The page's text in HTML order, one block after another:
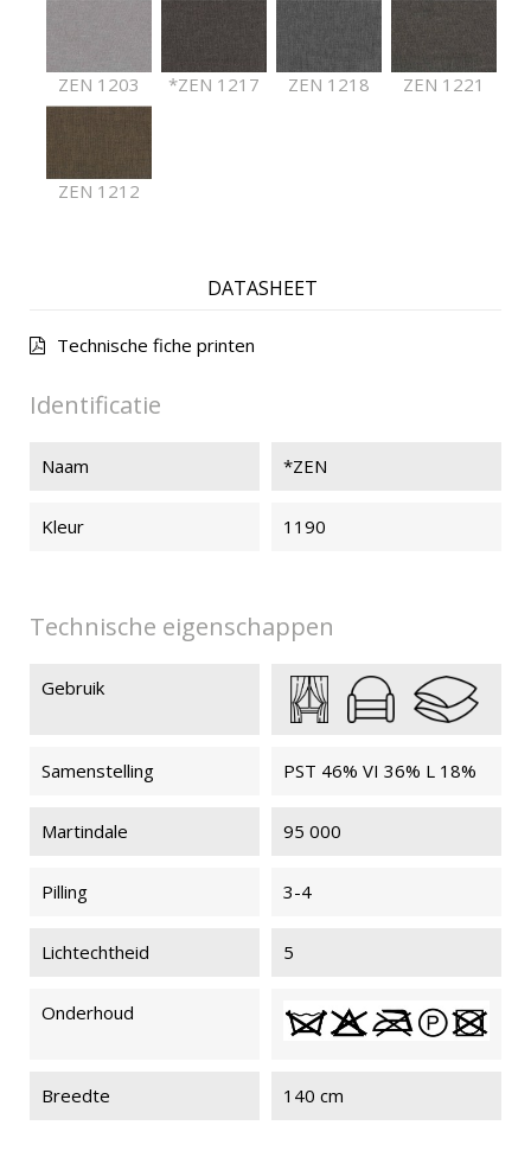
ZEN 1203 *ZEN 1217 ZEN 1218 ZEN 1221
ZEN 1212
DATASHEET
Technische fiche printen
Identificatie
Naam *ZEN
Kleur 1190
Technische eigenschappen
Gebruik
Samenstelling PST 46% VI 36% L 18%
Martindale 95 000
Pilling 3-4
Lichtechtheid 5
Onderhoud
Breedte 140 cm